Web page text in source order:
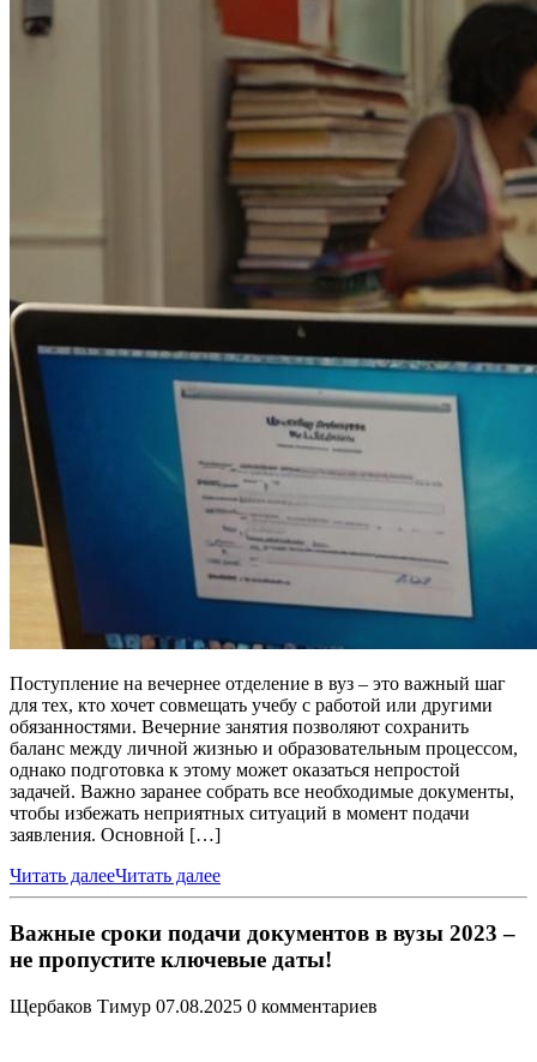
Поступление на вечернее отделение в вуз – это важный шаг
для тех, кто хочет совмещать учебу с работой или другими
обязанностями. Вечерние занятия позволяют сохранить
баланс между личной жизнью и образовательным процессом,
однако подготовка к этому может оказаться непростой
задачей. Важно заранее собрать все необходимые документы,
чтобы избежать неприятных ситуаций в момент подачи
заявления. Основной […]
Читать далееЧитать далее
Важные сроки подачи документов в вузы 2023 –
не пропустите ключевые даты!
Щербаков Тимур 07.08.2025 0 комментариев